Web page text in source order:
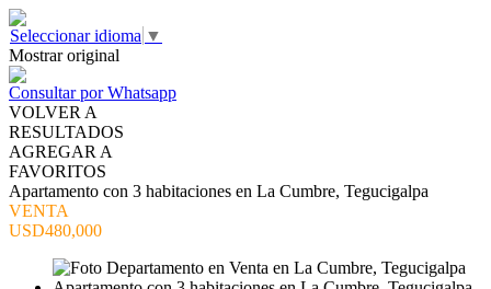
Seleccionar idioma ▼
Mostrar original
Consultar por Whatsapp
VOLVER A
RESULTADOS
AGREGAR A
FAVORITOS
Apartamento con 3 habitaciones en La Cumbre, Tegucigalpa
VENTA
USD480,000